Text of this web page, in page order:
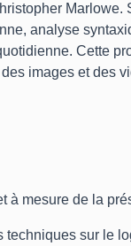
Marlowe.
analyse
Cette
images et des
à mesure de la
techniques sur le